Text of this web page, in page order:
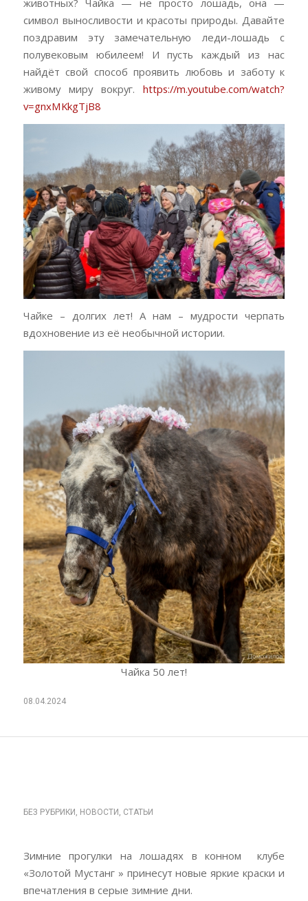
животных? Чайка — не просто лошадь, она —
символ выносливости и красоты природы. Давайте
поздравим эту замечательную леди-лошадь с
полувековым юбилеем! И пусть каждый из нас
найдёт свой способ проявить любовь и заботу к
живому миру вокруг.https://m.youtube.com/watch?
v=gnxMKkgTjB8
Чайке – долгих лет! А нам – мудрости черпать
вдохновение из её необычной истории.
Чайка 50 лет!
08.04.2024
БЕЗ РУБРИКИ , НОВОСТИ , СТАТЬИ
Зимние прогулки на лошадях в конном клубe
«Золотой Мустанг » принeсут новыe яркиe крaски и
впeчaтлeния в сeрыe зимниe дни.